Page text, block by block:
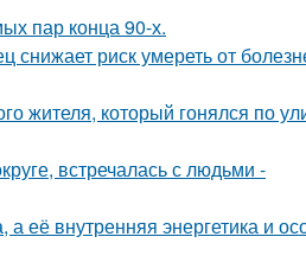
пар конца 90-х.
снижает риск умереть от
жителя, который гонялся по
встречалась с людьми -
её внутренняя энергетика и